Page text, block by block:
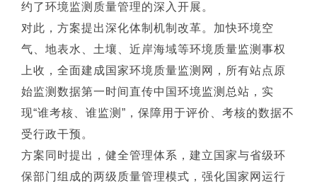
约了环境监测质量管理的深入开展。
对此，方案提出深化体制机制改革。加快环境空
气、地表水、土壤、近岸海域等环境质量监测事权
上收，全面建成国家环境质量监测网，所有站点原
始监测数据第一时间直传中国环境监测总站，实
现“谁考核、谁监测”，保障用于评价、考核的数据不
受行政干预。
方案同时提出，健全管理体系，建立国家与省级环
保部门组成的两级质量管理模式，强化国家网运行